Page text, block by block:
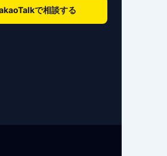
で相談する